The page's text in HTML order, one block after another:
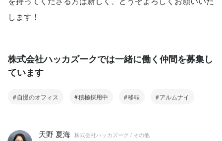
します！
株式会社ハッカズークでは一緒に働く仲間を募集し
ています
自慢のオフィス 積極採用中 移転 アルムナイ
天野 夏海 株式会社ハッカズーク / その他